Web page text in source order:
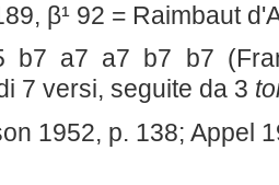
β¹ 92 = Raimbaut
b7 a7 a7 b7 b7
7 versi, seguite da 3
1952, p. 138; Appel